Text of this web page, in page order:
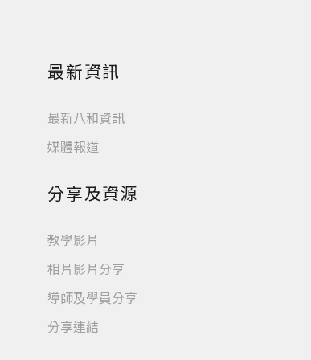
最新資訊
最新八和資訊
媒體報道
分享及資源
教學影片
相片影片分享
導師及學員分享
分享連結